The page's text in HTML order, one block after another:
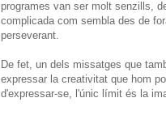
programes van ser molt senzills,
complicada com sembla des de
perseverant.
De fet, un dels missatges que
expressar la creativitat que hom
d'expressar-se, l'únic límit és la